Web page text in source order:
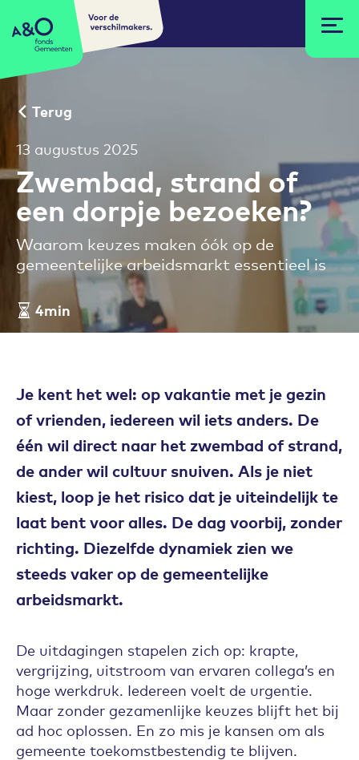
A&O fonds Gemeenten
Voor de
verschilmakers.
Terug
13 augustus 2025
Zwembad, strand of
een dorpje bezoeken?
Waarom keuzes maken óók op de
gemeentelijke arbeidsmarkt essentieel is
Leestijd artikel
4min
Je kent het wel: op vakantie met je gezin
of vrienden, iedereen wil iets anders. De
één wil direct naar het zwembad of strand,
de ander wil cultuur snuiven. Als je niet
kiest, loop je het risico dat je uiteindelijk te
laat bent voor alles. De dag voorbij, zonder
richting. Diezelfde dynamiek zien we
steeds vaker op de gemeentelijke
arbeidsmarkt.
De uitdagingen stapelen zich op: krapte,
vergrijzing, uitstroom van ervaren collega’s en
hoge werkdruk. Iedereen voelt de urgentie.
Maar zonder gezamenlijke keuzes blijft het bij
ad hoc oplossen. En zo mis je kansen om als
gemeente toekomstbestendig te blijven.